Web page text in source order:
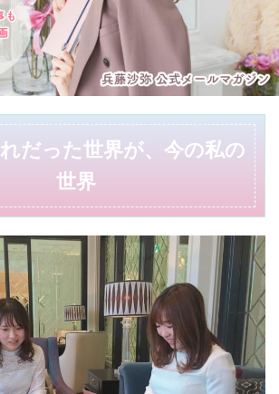
だった世界が、今の私の
世界